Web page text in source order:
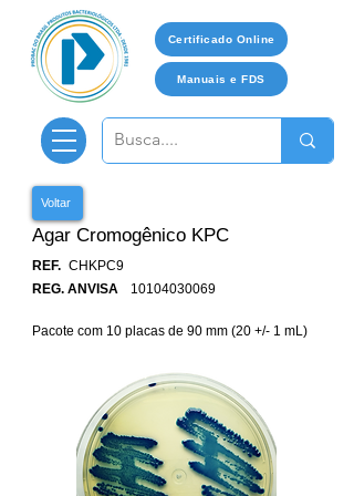
Certificado Online
Manuais e FDS
Voltar
Agar Cromogênico KPC
REF. CHKPC9
REG. ANVISA
10104030069
Pacote com 10 placas de 90 mm (20 +/- 1 mL)